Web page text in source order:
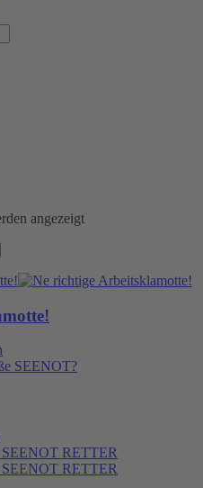
angezeigtNach
Produkt
Die
Optionen
können